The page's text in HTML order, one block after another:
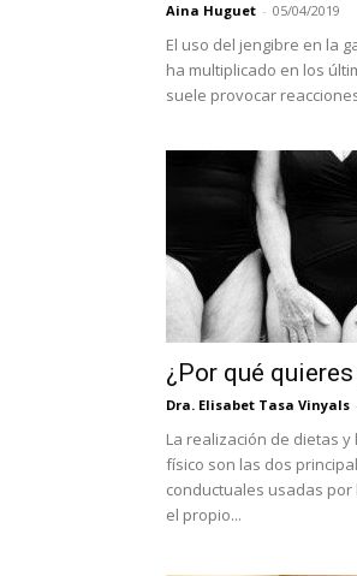
Aina Huguet - 05/04/2019
El uso del jengibre en la
ha multiplicado en los
suele provocar
¿Por qué
Dra. Elisabet Tasa Vinyals
La realización de dietas
físico son las dos
conductuales usadas
el propio...